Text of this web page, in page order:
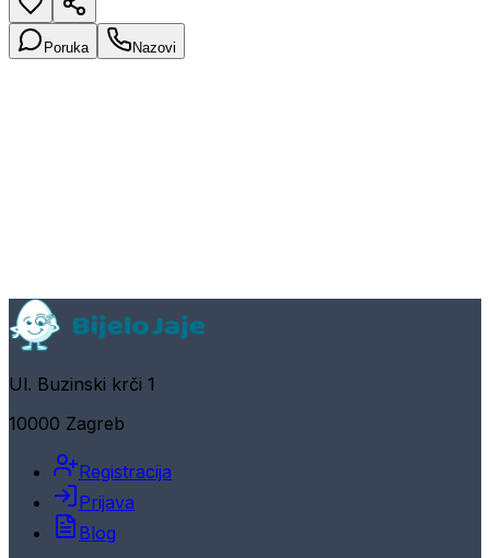
Poruka Nazovi
Ul. Buzinski krči 1
10000 Zagreb
Registracija
Prijava
Blog